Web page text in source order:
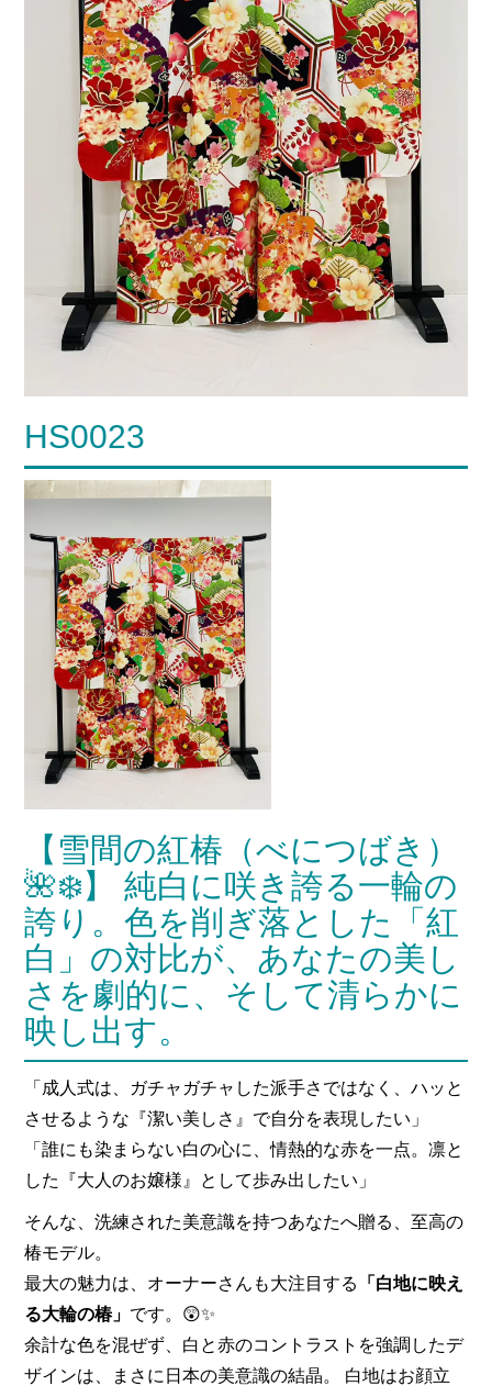
HS0023
【雪間の紅椿（べにつばき）
🌺❄️】 純白に咲き誇る一輪の
誇り。色を削ぎ落とした「紅
白」の対比が、あなたの美し
さを劇的に、そして清らかに
映し出す。
「成人式は、ガチャガチャした派手さではなく、ハッと
させるような『潔い美しさ』で自分を表現したい」
「誰にも染まらない白の心に、情熱的な赤を一点。凛と
した『大人のお嬢様』として歩み出したい」
そんな、洗練された美意識を持つあなたへ贈る、至高の
椿モデル。
最大の魅力は、オーナーさんも大注目する
「白地に映え
る大輪の椿」 です。😲✨
余計な色を混ぜず、白と赤のコントラストを強調したデ
ザインは、まさに日本の美意識の結晶。 白地はお顔立